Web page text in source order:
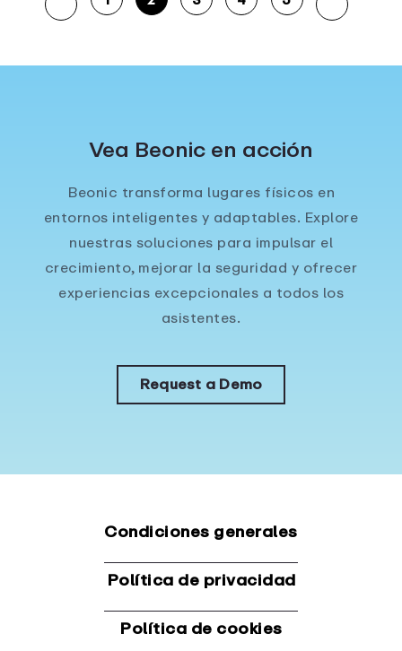
Vea Beonic en acción
Beonic transforma lugares físicos en
entornos inteligentes y adaptables. Explore
nuestras soluciones para impulsar el
crecimiento, mejorar la seguridad y ofrecer
experiencias excepcionales a todos los
asistentes.
Request a Demo
Condiciones generales
Política de privacidad
Política de cookies